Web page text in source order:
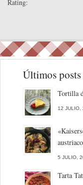
Rating:
Últimos posts
Tortilla
12 JULIO,
5 JULIO,
Tarta